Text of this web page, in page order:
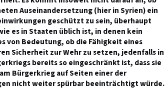
Auseinandersetzung (hier in Syrien) ein
geschützt zu sein, überhaupt
es in Staaten üblich ist, in denen kein
von Bedeutung, ob die Fähigkeit eines
Sicherheit zur Wehr zu setzen, jedenfalls in
bereits so eingeschränkt ist, dass sie
Bürgerkrieg auf Seiten einer der
nicht weiter spürbar beeinträchtigt würde.